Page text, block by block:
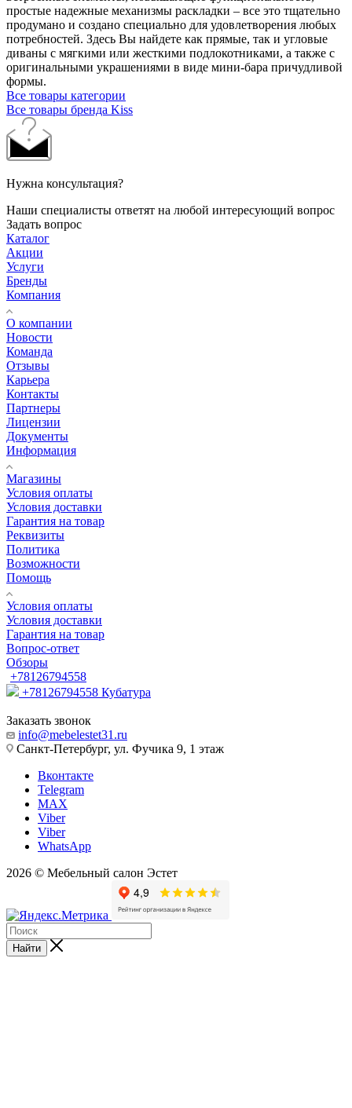
простые надежные механизмы раскладки – все это тщательно
продумано и создано специально для удовлетворения любых
потребностей. Здесь Вы найдете как прямые, так и угловые
диваны с мягкими или жесткими подлокотниками, а также с
оригинальными украшениями в виде мини-бара причудливой
формы.
Все товары категории
Все товары бренда Kiss
Нужна консультация?
Наши специалисты ответят на любой интересующий вопрос
Задать вопрос
Каталог
Акции
Услуги
Бренды
Компания
О компании
Новости
Команда
Отзывы
Карьера
Контакты
Партнеры
Лицензии
Документы
Информация
Магазины
Условия оплаты
Условия доставки
Гарантия на товар
Реквизиты
Политика
Возможности
Помощь
Условия оплаты
Условия доставки
Гарантия на товар
Вопрос-ответ
Обзоры
+78126794558
+78126794558 Кубатура
Заказать звонок
info@mebelestet31.ru
Санкт-Петербург, ул. Фучика 9, 1 этаж
Вконтакте
Telegram
MAX
Viber
Viber
WhatsApp
2026 © Мебельный салон Эстет
Найти